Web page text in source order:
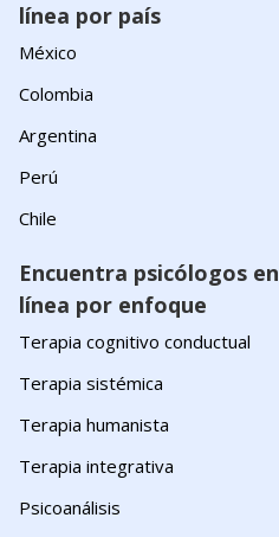
línea por país
México
Colombia
Argentina
Perú
Chile
Encuentra psicólogos en
línea por enfoque
Terapia cognitivo conductual
Terapia sistémica
Terapia humanista
Terapia integrativa
Psicoanálisis